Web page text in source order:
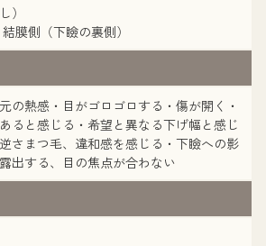
）
膜側（下瞼の裏側）
の熱感・目がゴロゴロする・傷が開く・
ると感じる・希望と異なる下げ幅と感じ
さまつ毛、違和感を感じる・下瞼への影
出する、目の焦点が合わない